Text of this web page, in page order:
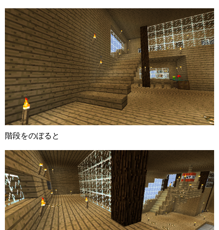
階段をのぼると